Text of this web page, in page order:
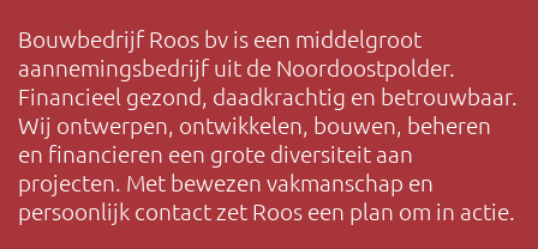
Bouwbedrijf Roos bv is een middelgroot
aannemingsbedrijf uit de Noordoostpolder.
Financieel gezond, daadkrachtig en betrouwbaar.
Wij ontwerpen, ontwikkelen, bouwen, beheren
en financieren een grote diversiteit aan
projecten. Met bewezen vakmanschap en
persoonlijk contact zet Roos een plan om in actie.